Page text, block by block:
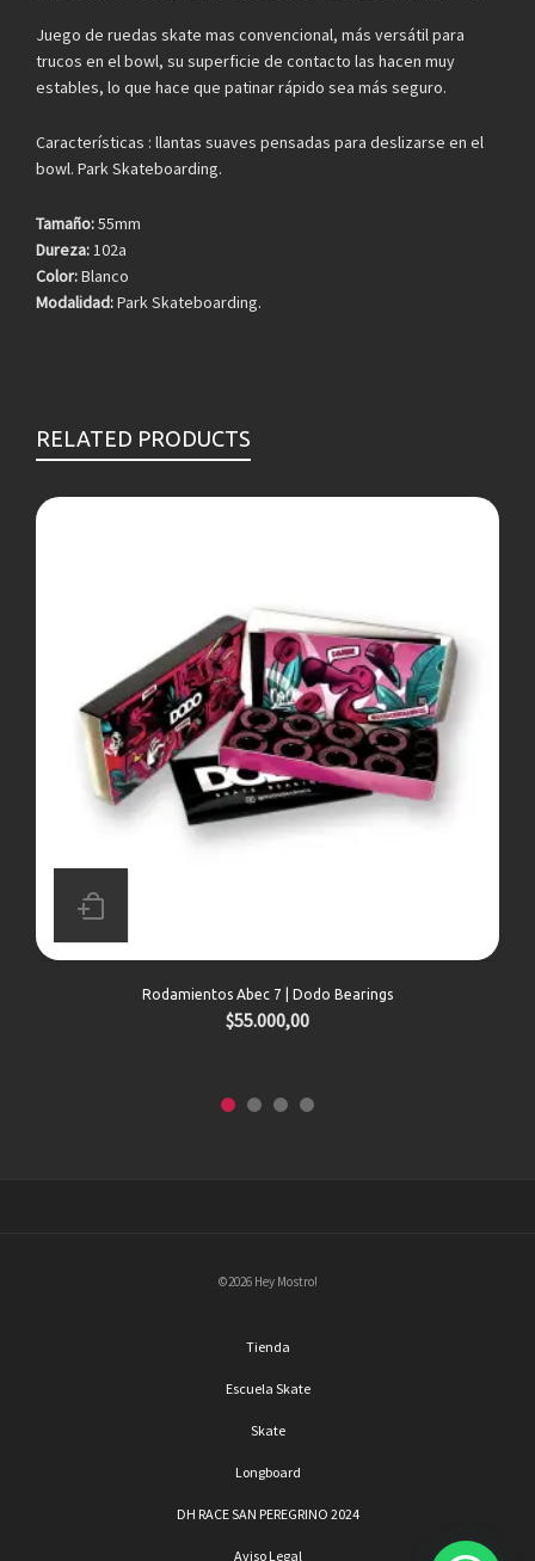
Juego de ruedas skate mas convencional, más versátil para
trucos en el bowl, su superficie de contacto las hacen muy
estables, lo que hace que patinar rápido sea más seguro.
Características : llantas suaves pensadas para deslizarse en el
bowl. Park Skateboarding.
Tamaño:55mm
Dureza:102a
Color:Blanco
Modalidad:Park Skateboarding.
RELATED PRODUCTS
Rodamientos Abec 7 | Dodo Bearings
55.000,00
©2026 Hey Mostro!
Tienda
Escuela Skate
Skate
Longboard
DH RACE SAN PEREGRINO 2024
Aviso Legal